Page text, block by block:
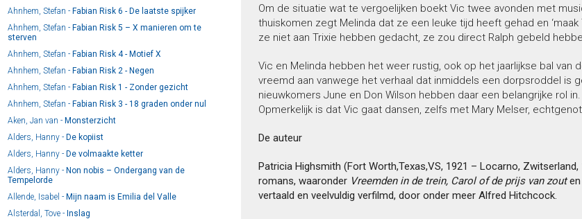
Ahnhem, Stefan - Fabian Risk 6 - De laatste spijker
Ahnhem, Stefan - Fabian Risk 5 – X manieren om te
sterven
Ahnhem, Stefan - Fabian Risk 4 - Motief X
Ahnhem, Stefan - Fabian Risk 2 - Negen
Ahnhem, Stefan - Fabian Risk 1 - Zonder gezicht
Ahnhem, Stefan - Fabian Risk 3 - 18 graden onder nul
Aken, Jan van - Monsterzicht
Alders, Hanny - De kopiist
Alders, Hanny - De volmaakte ketter
Alders, Hanny - Non nobis – Ondergang van de
Tempelorde
Allende, Isabel - Mijn naam is Emilia del Valle
Alsterdal, Tove - Inslag
Om de situatie wat te vergoelijken boekt Vic twee avonden met
thuiskomen zegt Melinda dat ze een leuke tijd heeft gehad en
ze niet aan Trixie hebben gedacht, ze zou direct Ralph gebeld
Vic en Melinda hebben het weer rustig, ook op het jaarlijkse bal
vreemd aan vanwege het verhaal dat inmiddels een dorpsroddel is
nieuwkomers June en Don Wilson hebben daar een belangrijke rol
Opmerkelijk is dat Vic gaat dansen, zelfs met Mary Melser,
De auteur
Patricia Highsmith (Fort Worth,Texas,VS, 1921 – Locarno,
romans, waaronder Vreemden in de trein, Carol of de prijs van zouten
vertaald en veelvuldig verfilmd, door onder meer Alfred Hitchcock.